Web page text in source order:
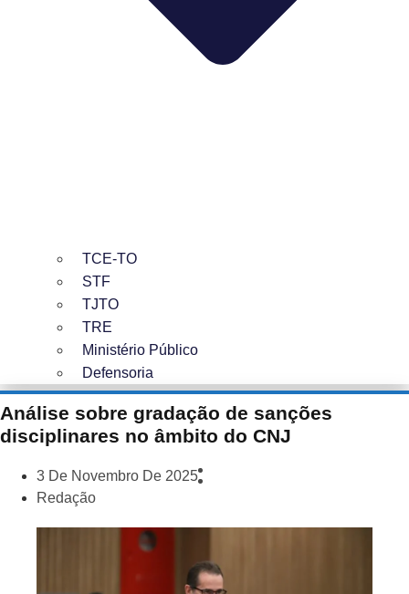
TCE-TO
STF
TJTO
TRE
Ministério Público
Defensoria
Análise sobre gradação de sanções
disciplinares no âmbito do CNJ
3 De Novembro De 2025
Redação